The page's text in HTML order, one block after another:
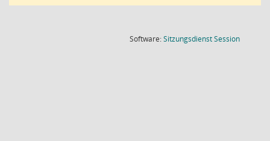
Software:SitzungsdienstSession(Wird in